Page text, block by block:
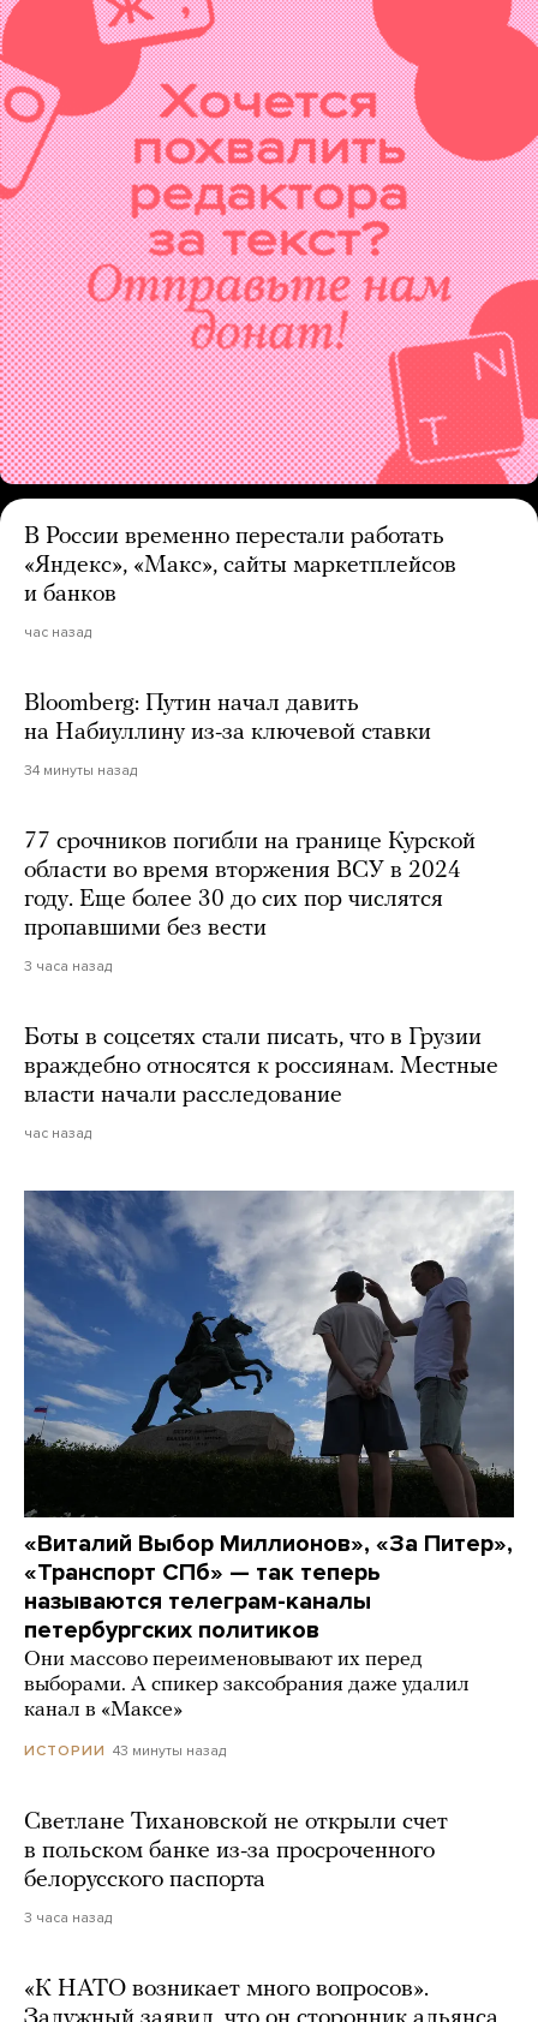
В России временно перестали работать
«Яндекс», «Макс», сайты маркетплейсов
и банков
час назад
Bloomberg: Путин начал давить
на Набиуллину из-за ключевой ставки
34 минуты назад
77 срочников погибли на границе Курской
области во время вторжения ВСУ в 2024
году. Еще более 30 до сих пор числятся
пропавшими без вести
3 часа назад
Боты в соцсетях стали писать, что в Грузии
враждебно относятся к россиянам. Местные
власти начали расследование
час назад
«Виталий Выбор Миллионов», «За Питер»,
«Транспорт СПб» — так теперь
называются телеграм-каналы
петербургских политиков
Они массово переименовывают их перед
выборами. А спикер заксобрания даже удалил
канал в «Максе»
ИСТОРИИ 43 минуты назад
Светлане Тихановской не открыли счет
в польском банке из-за просроченного
белорусского паспорта
3 часа назад
«К НАТО возникает много вопросов».